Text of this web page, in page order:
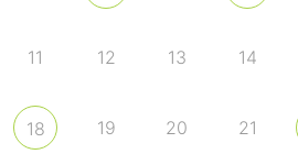
11 12 13 14
18 19 20 21